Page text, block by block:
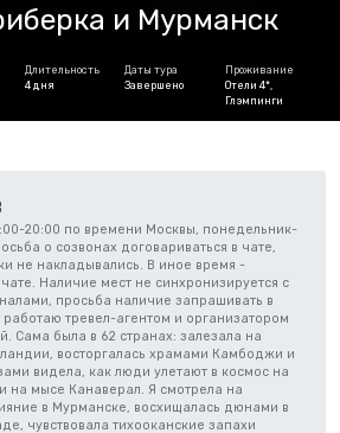
и Мурманск
Длительность
4 дня
Даты тура
Завершено
Проживание
Отели 4*,
Глэмпинги
20:00 по времени Москвы, понедельник-
о созвонах договариваться в чате,
не накладывались. В иное время -
Наличие мест не синхронизируется с
просьба наличие запрашивать в
работаю тревел-агентом и организатором
Сама была в 62 странах: залезала на
восторгалась храмами Камбоджи и
видела, как люди улетают в космос на
на мысе Канаверал. Я смотрела на
в Мурманске, восхищалась дюнами в
чувствовала тихооканские запахи